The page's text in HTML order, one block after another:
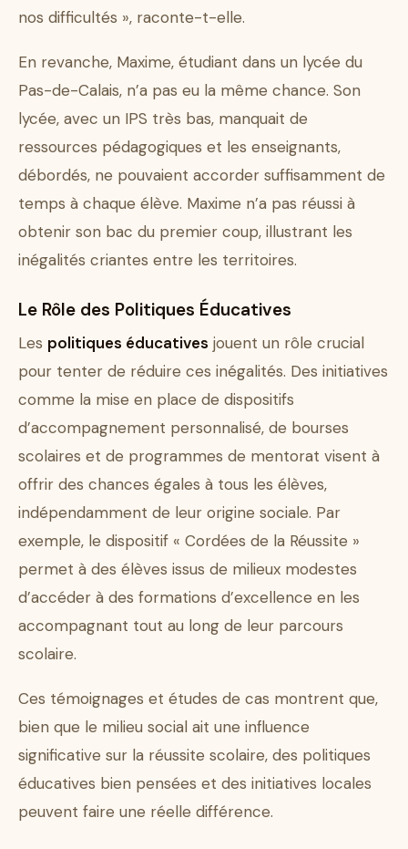
nos difficultés », raconte-t-elle.
En revanche, Maxime, étudiant dans un lycée du
Pas-de-Calais, n’a pas eu la même chance. Son
lycée, avec un IPS très bas, manquait de
ressources pédagogiques et les enseignants,
débordés, ne pouvaient accorder suffisamment de
temps à chaque élève. Maxime n’a pas réussi à
obtenir son bac du premier coup, illustrant les
inégalités criantes entre les territoires.
Le Rôle des Politiques Éducatives
Les politiques éducatives jouent un rôle crucial
pour tenter de réduire ces inégalités. Des initiatives
comme la mise en place de dispositifs
d’accompagnement personnalisé, de bourses
scolaires et de programmes de mentorat visent à
offrir des chances égales à tous les élèves,
indépendamment de leur origine sociale. Par
exemple, le dispositif « Cordées de la Réussite »
permet à des élèves issus de milieux modestes
d’accéder à des formations d’excellence en les
accompagnant tout au long de leur parcours
scolaire.
Ces témoignages et études de cas montrent que,
bien que le milieu social ait une influence
significative sur la réussite scolaire, des politiques
éducatives bien pensées et des initiatives locales
peuvent faire une réelle différence.